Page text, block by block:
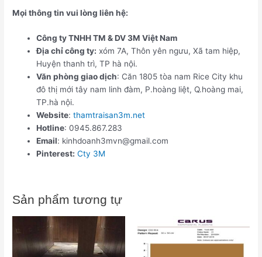
Mọi thông tin vui lòng liên hệ:
Công ty TNHH TM & DV 3M Việt Nam
Địa chỉ công ty: xóm 7A, Thôn yên ngưu, Xã tam hiệp,
Huyện thanh trì, TP hà nội.
Văn phòng giao dịch: Căn 1805 tòa nam Rice City khu
đô thị mới tây nam linh đàm, P.hoàng liệt, Q.hoàng mai,
TP.hà nội.
Website:thamtraisan3m.net
Hotline: 0945.867.283
Email: kinhdoanh3mvn@gmail.com
Pinterest: Cty 3M
Sản phẩm tương tự